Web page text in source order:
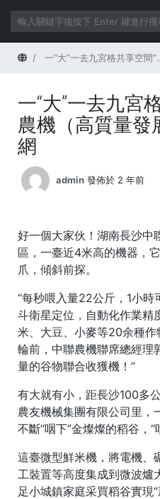
首頁 一“大”一去九宮格共享空間“小”看農機（高質量發展調研行）_中國網
一“大”一去九宮
農機（高質量發
網
admin 發佈於 2 年前
好一個大家伙！湖南長沙中
區，一臺近4米高的機器，
爪，傾斜前探。
“每秒喂入量22公斤，1小
斗衛星定位，自動化作業精
米、大豆、小麥等20余種
輪前，中聯農機聯席總經理
量的谷物聯合收獲機！”
有大就有小，距長沙100多
農友機械集團有限公司里，
不斷“咽下”金燦燦的稻谷，“
這臺微型鮮米機，將電機、
工裝置等高度集成到微波爐
足小城鎮家庭采買稻谷實現